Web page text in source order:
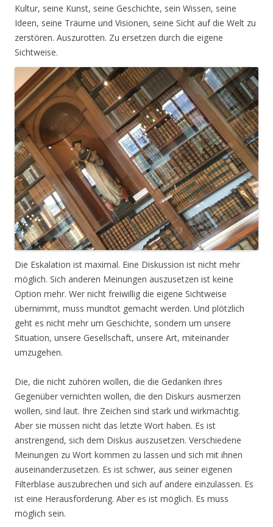
Kultur, seine Kunst, seine Geschichte, sein Wissen, seine
Ideen, seine Träume und Visionen, seine Sicht auf die Welt zu
zerstören. Auszurotten. Zu ersetzen durch die eigene
Sichtweise.
Die Eskalation ist maximal. Eine Diskussion ist nicht mehr
möglich. Sich anderen Meinungen auszusetzen ist keine
Option mehr. Wer nicht freiwillig die eigene Sichtweise
übernimmt, muss mundtot gemacht werden. Und plötzlich
geht es nicht mehr um Geschichte, sondern um unsere
Situation, unsere Gesellschaft, unsere Art, miteinander
umzugehen.
Die, die nicht zuhören wollen, die die Gedanken ihres
Gegenüber vernichten wollen, die den Diskurs ausmerzen
wollen, sind laut. Ihre Zeichen sind stark und wirkmächtig.
Aber sie müssen nicht das letzte Wort haben. Es ist
anstrengend, sich dem Diskus auszusetzen. Verschiedene
Meinungen zu Wort kommen zu lassen und sich mit ihnen
auseinanderzusetzen. Es ist schwer, aus seiner eigenen
Filterblase auszubrechen und sich auf andere einzulassen. Es
ist eine Herausforderung. Aber es ist möglich. Es muss
möglich sein.